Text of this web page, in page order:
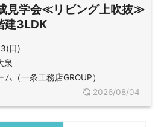
見学会≪リビング上吹抜≫
建3LDK
日)
泉
（一条工務店GROUP）
2026/08/04